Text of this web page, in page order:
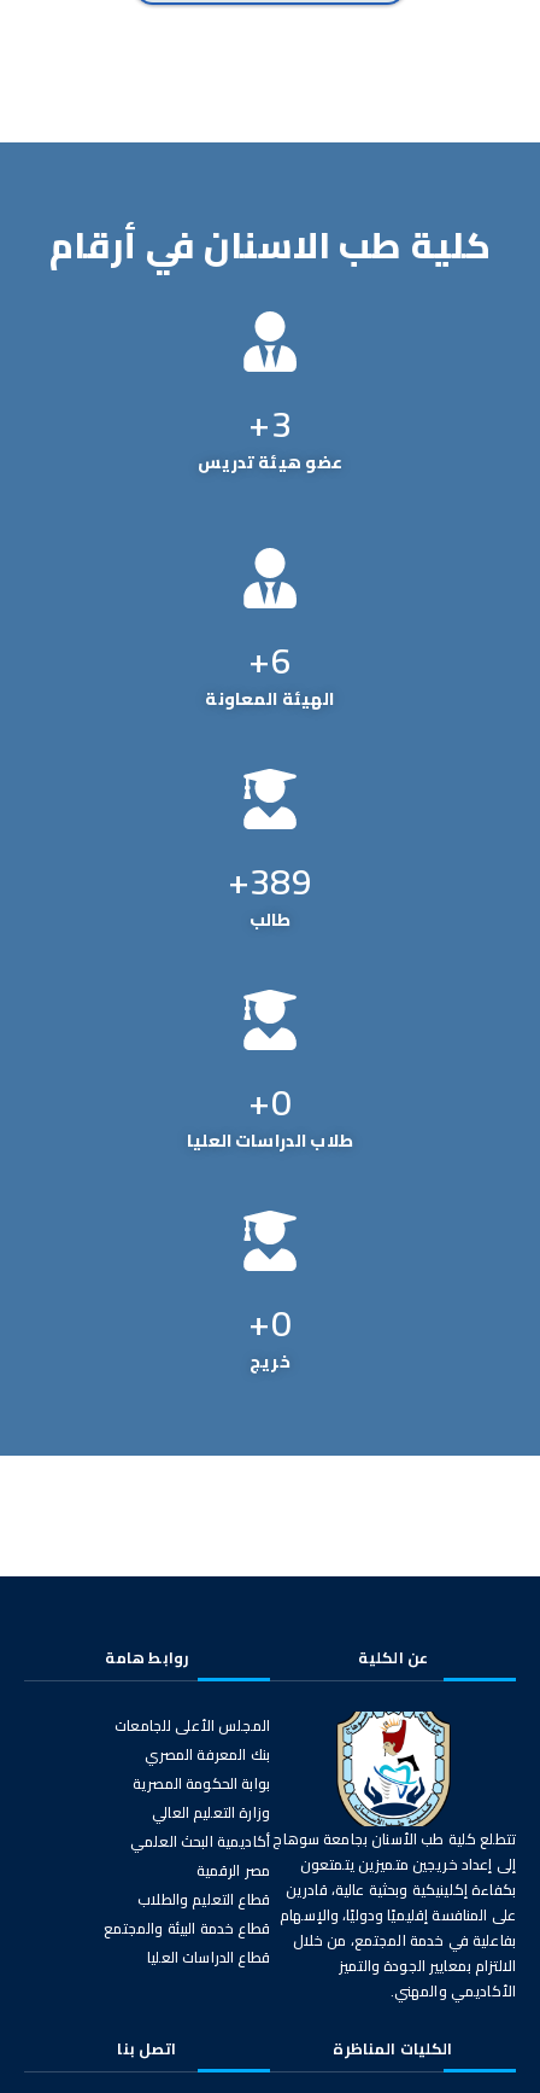
كلية طب الاسنان في أرقام
عضو هيئة تدريس
3
+
الهيئة المعاونة
6
+
طالب
389
+
طلاب الدراسات العليا
0
+
خريج
0
+
عن الكلية
تتطلع كلية طب الأسنان بجامعة سوهاج
إلى إعداد خريجين متميزين يتمتعون
بكفاءة إكلينيكية وبحثية عالية، قادرين
على المنافسة إقليميًا ودوليًا، والإسهام
بفاعلية في خدمة المجتمع، من خلال
الالتزام بمعايير الجودة والتميز
الأكاديمي والمهني.
روابط هامة
المجلس الأعلى للجامعات
بنك المعرفة المصري
بوابة الحكومة المصرية
وزارة التعليم العالي
أكاديمية البحث العلمي
مصر الرقمية
قطاع التعليم والطلاب
قطاع خدمة البيئة والمجتمع
قطاع الدراسات العليا
الكليات المناظرة اتصل بنا